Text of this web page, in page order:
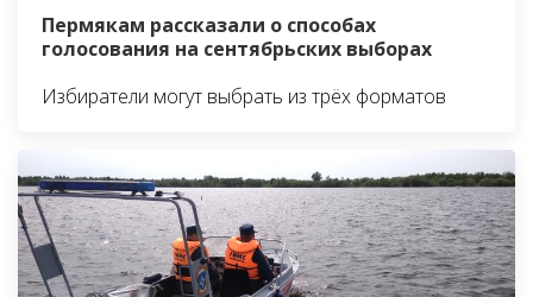
Пермякам рассказали о способах
голосования на сентябрьских выборах
Избиратели могут выбрать из трёх форматов